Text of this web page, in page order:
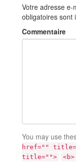
Votre adresse e-
obligatoires sont
Commentaire
You may use
href=""
title="">
<b>